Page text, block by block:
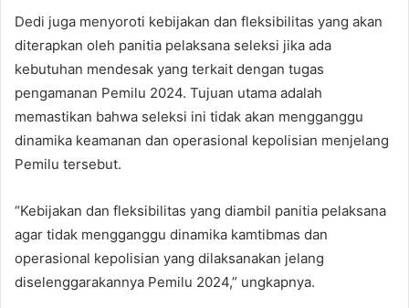
Dedi juga menyoroti kebijakan dan fleksibilitas yang akan
diterapkan oleh panitia pelaksana seleksi jika ada
kebutuhan mendesak yang terkait dengan tugas
pengamanan Pemilu 2024. Tujuan utama adalah
memastikan bahwa seleksi ini tidak akan mengganggu
dinamika keamanan dan operasional kepolisian menjelang
Pemilu tersebut.
“Kebijakan dan fleksibilitas yang diambil panitia pelaksana
agar tidak mengganggu dinamika kamtibmas dan
operasional kepolisian yang dilaksanakan jelang
diselenggarakannya Pemilu 2024,” ungkapnya.